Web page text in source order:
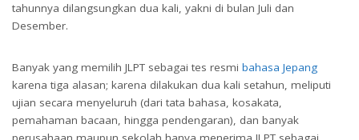
tahunnya dilangsungkan dua kali, yakni di bulan Juli dan
Desember.
Banyak yang memilih JLPT sebagai tes resmi bahasa Jepang
karena tiga alasan; karena dilakukan dua kali setahun, meliputi
ujian secara menyeluruh (dari tata bahasa, kosakata,
pemahaman bacaan, hingga pendengaran), dan banyak